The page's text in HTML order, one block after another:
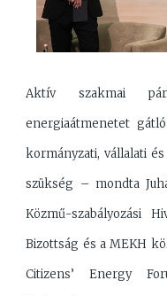
Aktív szakmai
energiaátmenetet
kormányzati, vállalati
szükség – mondta
Közmű-szabályozási
Bizottság és a MEKH
Citizens’ Energy